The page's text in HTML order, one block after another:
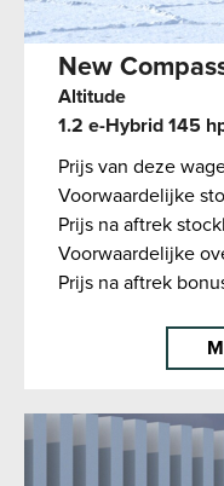
New
Altitude
1.2 e-Hybrid 145
Prijs van deze
Voorwaardelijke
Prijs na aftrek
Voorwaardelijke
Prijs na aftrek